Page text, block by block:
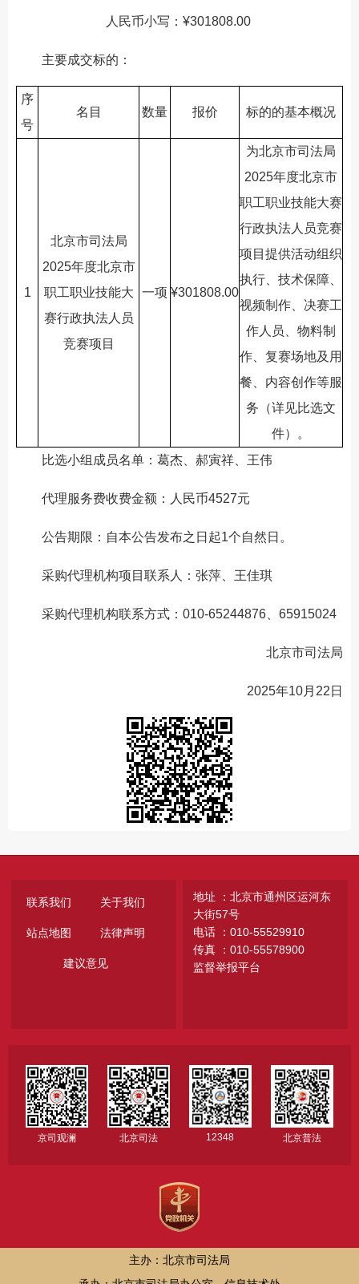
人民币小写：¥301808.00
主要成交标的：
序
号
名目 数量 报价 标的的基本概况
1
北京市司法局
2025年度北京市
职工职业技能大
赛行政执法人员
竞赛项目
一项 ¥301808.00
为北京市司法局
2025年度北京市
职工职业技能大赛
行政执法人员竞赛
项目提供活动组织
执行、技术保障、
视频制作、决赛工
作人员、物料制
作、复赛场地及用
餐、内容创作等服
务（详见比选文
件）。
比选小组成员名单：葛杰、郝寅祥、王伟
代理服务费收费金额：人民币4527元
公告期限：自本公告发布之日起1个自然日。
采购代理机构项目联系人：张萍、王佳琪
采购代理机构联系方式：010-65244876、65915024
北京市司法局
2025年10月22日
联系我们 关于我们
站点地图 法律声明
建议意见
地址 ：北京市通州区运河东
大街57号
电话 ：010-55529910
传真 ：010-55578900
监督举报平台
京司观澜 北京司法 12348 北京普法
主办：北京市司法局